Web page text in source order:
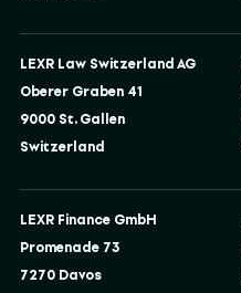
LEXR Law Switzerland AG
Oberer Graben 41
9000 St. Gallen
Switzerland
LEXR Finance GmbH
Promenade 73
7270 Davos